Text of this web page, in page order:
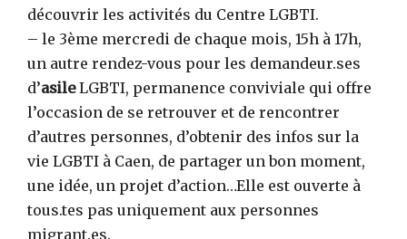
découvrir les activités du Centre LGBTI.
– le 3ème mercredi de chaque mois, 15h à 17h,
un autre rendez-vous pour les demandeur.ses
d’asileLGBTI, permanence conviviale qui offre
l’occasion de se retrouver et de rencontrer
d’autres personnes, d’obtenir des infos sur la
vie LGBTI à Caen, de partager un bon moment,
une idée, un projet d’action…Elle est ouverte à
tous.tes pas uniquement aux personnes
migrant.es.